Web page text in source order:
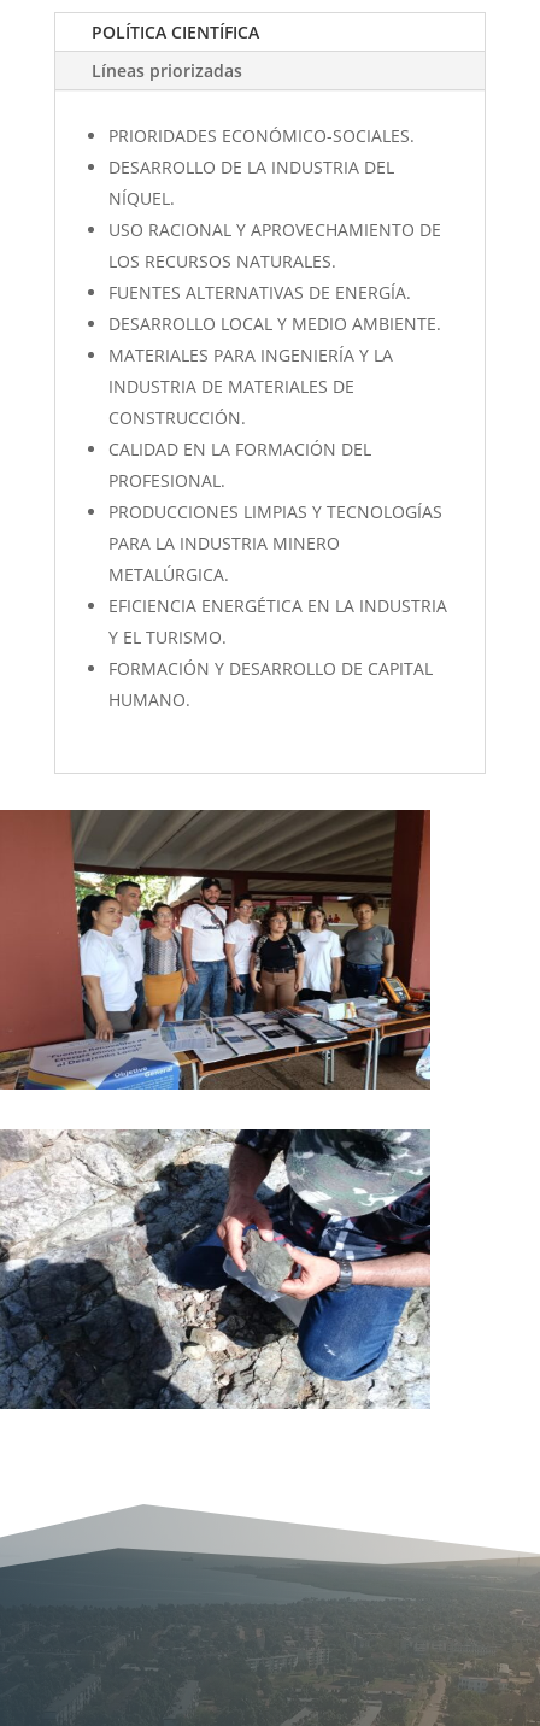
POLÍTICA CIENTÍFICA
Líneas priorizadas
PRIORIDADES ECONÓMICO-SOCIALES.
DESARROLLO DE LA INDUSTRIA DEL
NÍQUEL.
USO RACIONAL Y APROVECHAMIENTO DE
LOS RECURSOS NATURALES.
FUENTES ALTERNATIVAS DE ENERGÍA.
DESARROLLO LOCAL Y MEDIO AMBIENTE.
MATERIALES PARA INGENIERÍA Y LA
INDUSTRIA DE MATERIALES DE
CONSTRUCCIÓN.
CALIDAD EN LA FORMACIÓN DEL
PROFESIONAL.
PRODUCCIONES LIMPIAS Y TECNOLOGÍAS
PARA LA INDUSTRIA MINERO
METALÚRGICA.
EFICIENCIA ENERGÉTICA EN LA INDUSTRIA
Y EL TURISMO.
FORMACIÓN Y DESARROLLO DE CAPITAL
HUMANO.